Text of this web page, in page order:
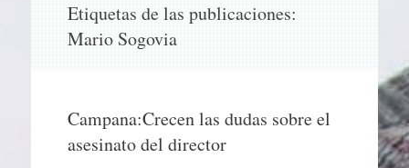
contenido
Etiquetas de las publicaciones:
Mario Sogovia
Campana:Crecen las dudas sobre el
asesinato del director